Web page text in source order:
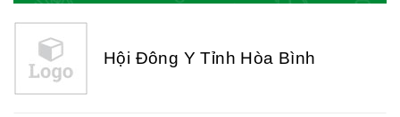
Hội Đông Y Tỉnh Hòa Bình